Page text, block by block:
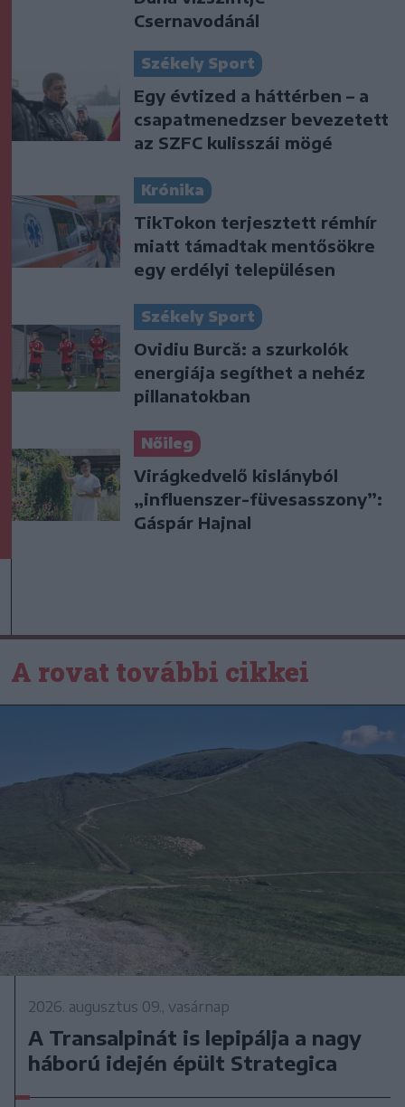
Csernavodánál
Székely Sport
Egy évtized a háttérben – a
csapatmenedzser bevezetett
az SZFC kulisszái mögé
Krónika
TikTokon terjesztett rémhír
miatt támadtak mentősökre
egy erdélyi településen
Székely Sport
Ovidiu Burcă: a szurkolók
energiája segíthet a nehéz
pillanatokban
Nőileg
Virágkedvelő kislányból
„influenszer-füvesasszony”:
Gáspár Hajnal
A rovat további cikkei
2026. augusztus 09., vasárnap
A Transalpinát is lepipálja a nagy
háború idején épült Strategica